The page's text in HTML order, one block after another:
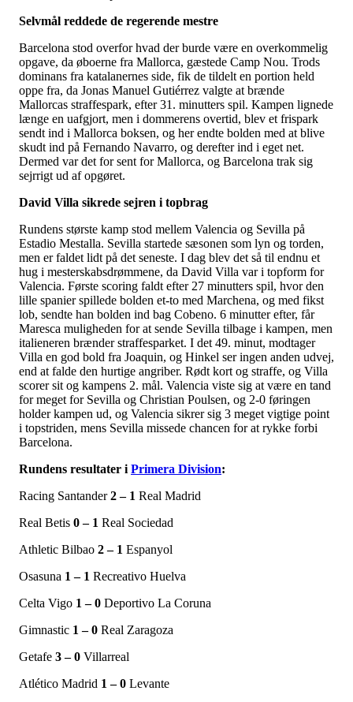
Selvmål reddede de regerende mestre
Barcelona stod overfor hvad der burde være en overkommelig
opgave, da øboerne fra Mallorca, gæstede Camp Nou. Trods
dominans fra katalanernes side, fik de tildelt en portion held
oppe fra, da Jonas Manuel Gutiérrez valgte at brænde
Mallorcas straffespark, efter 31. minutters spil. Kampen lignede
længe en uafgjort, men i dommerens overtid, blev et frispark
sendt ind i Mallorca boksen, og her endte bolden med at blive
skudt ind på Fernando Navarro, og derefter ind i eget net.
Dermed var det for sent for Mallorca, og Barcelona trak sig
sejrrigt ud af opgøret.
David Villa sikrede sejren i topbrag
Rundens største kamp stod mellem Valencia og Sevilla på
Estadio Mestalla. Sevilla startede sæsonen som lyn og torden,
men er faldet lidt på det seneste. I dag blev det så til endnu et
hug i mesterskabsdrømmene, da David Villa var i topform for
Valencia. Første scoring faldt efter 27 minutters spil, hvor den
lille spanier spillede bolden et-to med Marchena, og med fikst
lob, sendte han bolden ind bag Cobeno. 6 minutter efter, får
Maresca muligheden for at sende Sevilla tilbage i kampen, men
italieneren brænder straffesparket. I det 49. minut, modtager
Villa en god bold fra Joaquin, og Hinkel ser ingen anden udvej,
end at falde den hurtige angriber. Rødt kort og straffe, og Villa
scorer sit og kampens 2. mål. Valencia viste sig at være en tand
for meget for Sevilla og Christian Poulsen, og 2-0 føringen
holder kampen ud, og Valencia sikrer sig 3 meget vigtige point
i topstriden, mens Sevilla missede chancen for at rykke forbi
Barcelona.
Rundens resultater i Primera Division:
Racing Santander2 – 1 Real Madrid
Real Betis 0 – 1 Real Sociedad
Athletic Bilbao 2 – 1 Espanyol
Osasuna 1 – 1 Recreativo Huelva
Celta Vigo 1 – 0 Deportivo La Coruna
Gimnastic 1 – 0 Real Zaragoza
Getafe 3 – 0 Villarreal
Atlético Madrid 1 – 0 Levante